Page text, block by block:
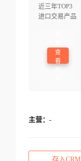
近三年TOP3
进口交易产品
查
看
主营： -
存入CRM